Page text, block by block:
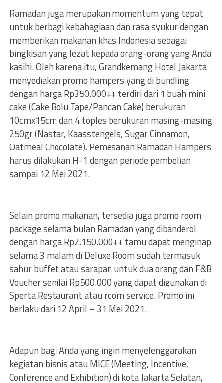
Ramadan juga merupakan momentum yang tepat
untuk berbagi kebahagiaan dan rasa syukur dengan
memberikan makanan khas Indonesia sebagai
bingkisan yang lezat kepada orang-orang yang Anda
kasihi. Oleh karena itu, Grandkemang Hotel Jakarta
menyediakan promo hampers yang di bundling
dengan harga Rp350.000++ terdiri dari 1 buah mini
cake (Cake Bolu Tape/Pandan Cake) berukuran
10cmx15cm dan 4 toples berukuran masing-masing
250gr (Nastar, Kaasstengels, Sugar Cinnamon,
Oatmeal Chocolate). Pemesanan Ramadan Hampers
harus dilakukan H-1 dengan periode pembelian
sampai 12 Mei 2021.
Selain promo makanan, tersedia juga promo room
package selama bulan Ramadan yang dibanderol
dengan harga Rp2.150.000++ tamu dapat menginap
selama 3 malam di Deluxe Room sudah termasuk
sahur buffet atau sarapan untuk dua orang dan F&B
Voucher senilai Rp500.000 yang dapat digunakan di
Sperta Restaurant atau room service. Promo ini
berlaku dari 12 April – 31 Mei 2021.
Adapun bagi Anda yang ingin menyelenggarakan
kegiatan bisnis atau MICE (Meeting, Incentive,
Conference and Exhibition) di kota Jakarta Selatan,